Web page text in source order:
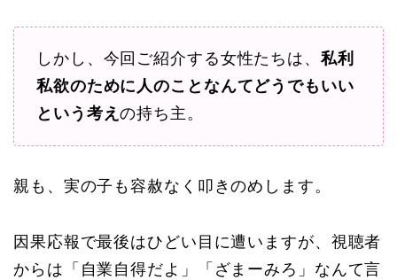
しかし、今回ご紹介する女性たちは、 私利
私欲のために人のことなんてどうでもいい
という考えの持ち主。
親も、実の子も容赦なく叩きのめします。
因果応報で最後はひどい目に遭いますが、視聴者
からは「自業自得だよ」「ざまーみろ」なんて言